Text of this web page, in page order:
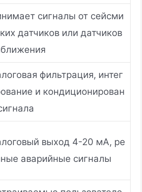
сигналы от сейсми
датчиков или датчиков
фильтрация, интег
и кондиционирован
выход 4-20 мА, ре
аварийные сигналы